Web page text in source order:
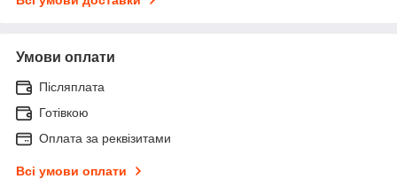
Умови оплати
Післяплата
Готівкою
Оплата за реквізитами
Всі умови оплати